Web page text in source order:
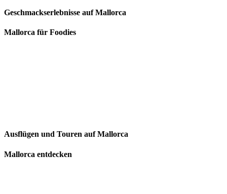
Geschmackserlebnisse auf Mallorca
Mallorca für Foodies
Ausflügen und Touren auf Mallorca
Mallorca entdecken